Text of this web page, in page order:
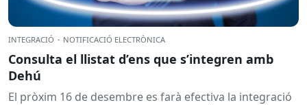
INTEGRACIÓ · NOTIFICACIÓ ELECTRÒNICA
Consulta el llistat d’ens que s’integren amb
Dehú
El pròxim 16 de desembre es farà efectiva la integració